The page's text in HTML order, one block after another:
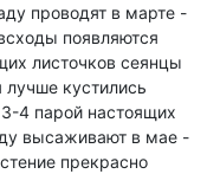
проводят в марте -
появляются
листочков сеянцы
лучше кустились
4 парой настоящих
высаживают в мае -
прекрасно